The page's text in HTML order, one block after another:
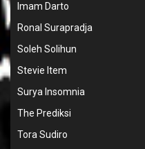
Imam Darto
Ronal Surapradja
Soleh Solihun
Stevie Item
Surya Insomnia
The Prediksi
Tora Sudiro